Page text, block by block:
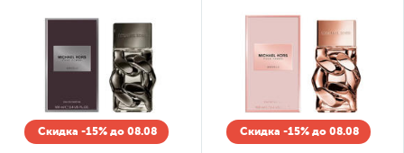
Скидка -15% до 08.08 Скидка -15% до 08.08